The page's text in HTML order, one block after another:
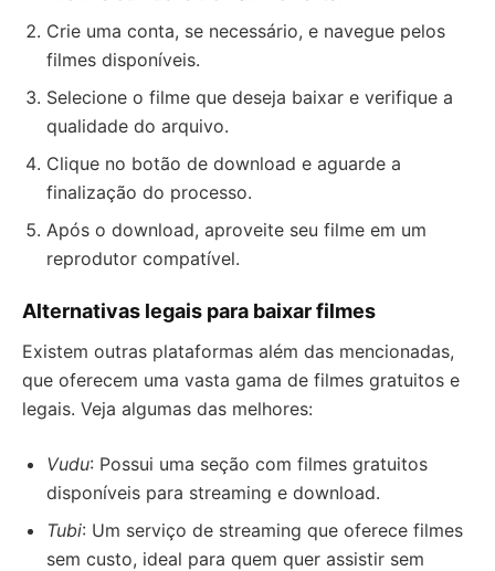
Crie uma conta, se necessário, e navegue pelos
filmes disponíveis.
Selecione o filme que deseja baixar e verifique a
qualidade do arquivo.
Clique no botão de download e aguarde a
finalização do processo.
Após o download, aproveite seu filme em um
reprodutor compatível.
Alternativas legais para baixar filmes
Existem outras plataformas além das mencionadas,
que oferecem uma vasta gama de filmes gratuitos e
legais. Veja algumas das melhores:
Vudu: Possui uma seção com filmes gratuitos
disponíveis para streaming e download.
Tubi: Um serviço de streaming que oferece filmes
sem custo, ideal para quem quer assistir sem